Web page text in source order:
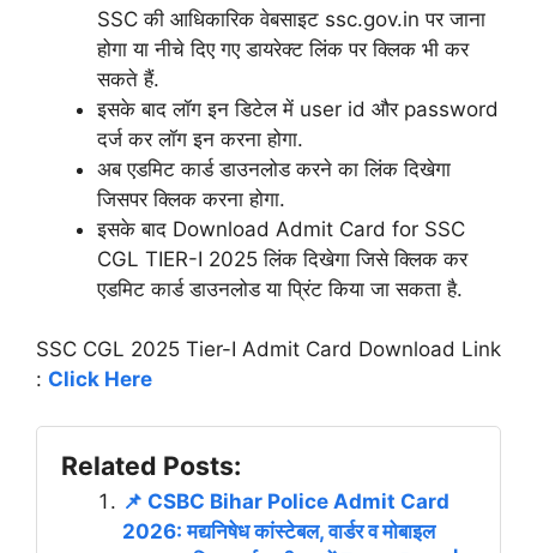
SSC की आधिकारिक वेबसाइट ssc.gov.in पर जाना
होगा या नीचे दिए गए डायरेक्ट लिंक पर क्लिक भी कर
सकते हैं.
इसके बाद लॉग इन डिटेल में user id और password
दर्ज कर लॉग इन करना होगा.
अब एडमिट कार्ड डाउनलोड करने का लिंक दिखेगा
जिसपर क्लिक करना होगा.
इसके बाद Download Admit Card for SSC
CGL TIER-I 2025 लिंक दिखेगा जिसे क्लिक कर
एडमिट कार्ड डाउनलोड या प्रिंट किया जा सकता है.
SSC CGL 2025 Tier-I Admit Card Download Link
: Click Here
Related Posts:
📌 CSBC Bihar Police Admit Card
2026: मद्यनिषेध कांस्टेबल, वार्डर व मोबाइल